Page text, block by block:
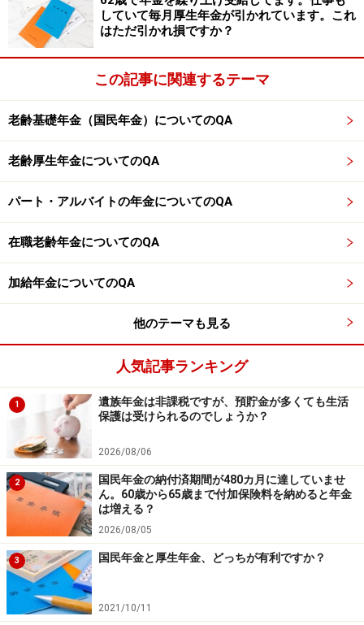
れます。
【関連記事をチェック！】
うなる？
58歳、遺族年金を受給しています。正社員として働き厚
生年金保険料を払い続けて、良いことはあるのでしょう
か？
人はこちらから
応募するか、コメント欄への書き込みを
お願いします。
投資や資産運用に関する最終的なご判断はご自身の責任において
行ってください。
掲載情報の正確性・完全性については十分に配慮しております
が、その内容を保証するものではなく、これに基づく損失・損害
などについて当社は一切の責任を負いません。
最新の情報や詳細については、必ず各金融機関やサービス提供者
の公式情報をご確認ください。
【編集部からのお知らせ】
・「家計」について、アンケート（2026/8/31まで）
中です！
※抽選で20名にAmazonギフト券1000円分プレゼント
※謝礼付きの限定アンケートやモニター企画に参加が可能に
なります
していて毎月厚生年金が引かれています。これ
はただ引かれ損ですか？
この記事に関連するテーマ
老齢基礎年金（国民年金）についてのQA
老齢厚生年金についてのQA
パート・アルバイトの年金についてのQA
在職老齢年金についてのQA
加給年金についてのQA
他のテーマも見る
人気記事ランキング
1
遺族年金は非課税ですが、預貯金が多くても生活
保護は受けられるのでしょうか？
2026/08/06
2
国民年金の納付済期間が480カ月に達していませ
ん。60歳から65歳まで付加保険料を納めると年金
は増える？
2026/08/05
3 国民年金と厚生年金、どっちが有利ですか？
2021/10/11